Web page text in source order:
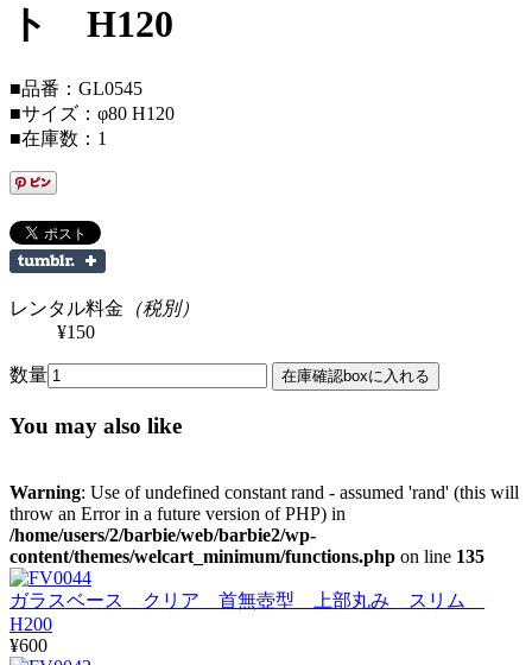
ト H120
■品番：GL0545
■サイズ：φ80 H120
■在庫数：1
レンタル料金 （税別）
¥150
数量
You may also like
Warning: Use of undefined constant rand - assumed 'rand' (this will
throw an Error in a future version of PHP) in
/home/users/2/barbie/web/barbie2/wp-
content/themes/welcart_minimum/functions.php on line 135
ガラスベース クリア 首無壺型 上部丸み スリム
H200
¥600